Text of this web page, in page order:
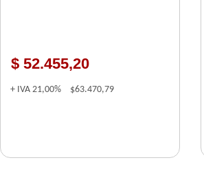
$ 52.455,20
+ IVA21,00% $63.470,79